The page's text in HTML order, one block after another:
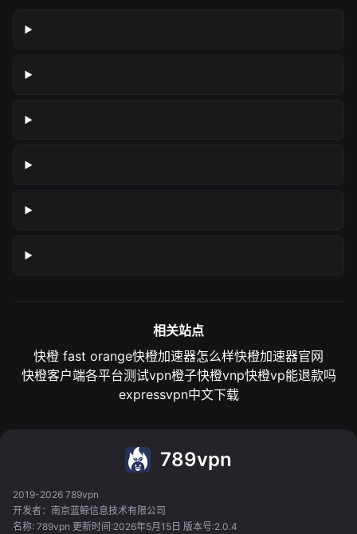
相关站点
快橙 fast orange快橙加速器怎么样快橙加速器官网
快橙客户端各平台测试vpn橙子快橙vnp快橙vp能退款吗
expressvpn中文下载
789vpn
2019-2026 789vpn
开发者：南京蓝鲸信息技术有限公司
名称: 789vpn 更新时间:2026年5月15日 版本号:2.0.4